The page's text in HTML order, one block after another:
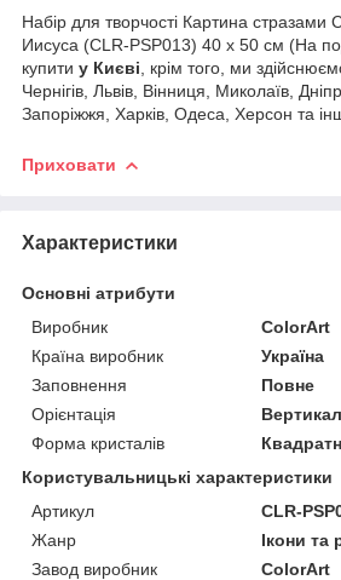
Набір для творчості Картина стразами
Иисуса (CLR-PSP013) 40 х 50 см (На
купити у Києві , крім того, ми
Чернігів, Львів, Вінниця, Миколаїв,
Запоріжжя, Харків, Одеса, Херсон та
Приховати
Характеристики
Основні атрибути
Виробник
ColorArt
Країна виробник
Україна
Заповнення
Повне
Орієнтація
Форма кристалів
Користувальницькі характеристики
Артикул
CLR-
Жанр
Ікони та
Завод виробник
ColorArt